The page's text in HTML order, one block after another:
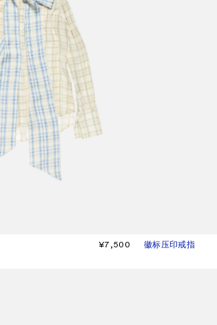
¥7,500 徽标压印戒指
当前颜色： 金色
價格：¥2,800。